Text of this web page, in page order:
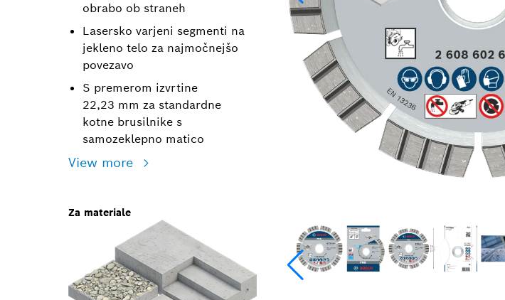
obrabo ob straneh
Lasersko varjeni segmenti na
jekleno telo za najmočnejšo
povezavo
S premerom izvrtine
22,23 mm za standardne
kotne brusilnike s
samozeklepno matico
View more
Za materiale